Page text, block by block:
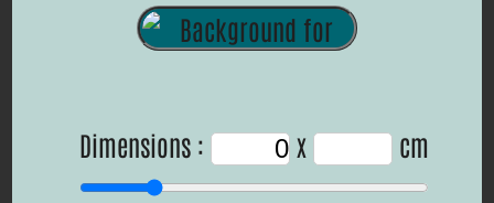
Dimensions : x cm